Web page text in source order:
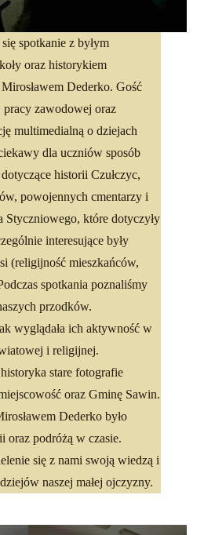
spotkanie z byłym
oraz historykiem
Dederko. Gość
pracy zawodowej oraz
multimedialną o dziejach
dla uczniów sposób
historii Czułczyc,
powojennych cmentarzy i
Styczniowego, które dotyczyły
interesujące były
(religijność mieszkańców,
spotkania poznaliśmy
przodków.
wyglądała ich aktywność w
i religijnej.
stare fotografie
oraz Gminę Sawin.
Dederko było
oraz podróżą w czasie.
się z nami swoją wiedzą i
naszej małej ojczyzny.